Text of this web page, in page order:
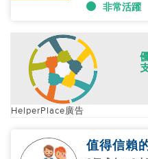
非常活躍
HelperPlace廣告
值得信賴